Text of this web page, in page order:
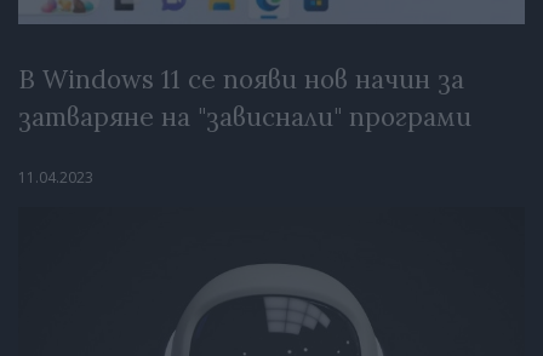
В Windows 11 се появи нов начин за
затваряне на "зависнали" програми
11.04.2023